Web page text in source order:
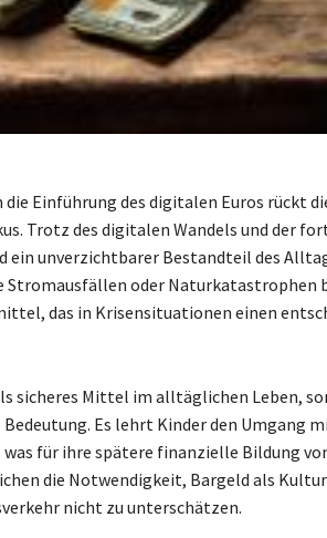
Einführung des digitalen Euros rückt
Trotz des digitalen Wandels und der
unverzichtbarer Bestandteil des
Stromausfällen oder Naturkatastrophen
das in Krisensituationen einen
sicheres Mittel im alltäglichen Leben,
Es lehrt Kinder den Umgang
für ihre spätere finanzielle Bildung
die Notwendigkeit, Bargeld als
nicht zu unterschätzen.